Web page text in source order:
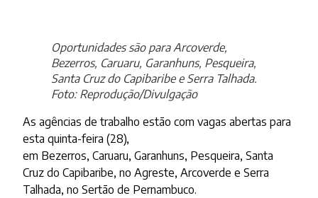
Oportunidades são para Arcoverde,
Bezerros, Caruaru, Garanhuns, Pesqueira,
Santa Cruz do Capibaribe e Serra Talhada.
Foto: Reprodução/Divulgação
As agências de trabalho estão com vagas abertas para
esta quinta-feira (28),
em Bezerros, Caruaru, Garanhuns, Pesqueira, Santa
Cruz do Capibaribe, no Agreste, Arcoverde e Serra
Talhada, no Sertão de Pernambuco.